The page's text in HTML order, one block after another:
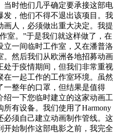
当时他们几乎确定要承接这部电
发，他们不得不退出该项目。我
人，必须做出重大决定。我提
室。”于是我们就这样做了，在
一间临时工作室，又在潘普洛
。然后我们从欧洲各地招募动画
处于疫情期间，但我们非常重视
在一起工作的工作室环境。虽然
整年的口罩，但结果是值得
绍一下您临时建立的这家动画工
有设备。我们使用了Harmony
必须自己建立动画制作管线。这
开始制作这部电影之前，我完全